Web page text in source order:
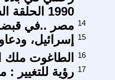
1990 الحلقة السابعة
مصر ..في 14
إسرائيل، 15
الطاغوت
16
رؤية للتغيير 17